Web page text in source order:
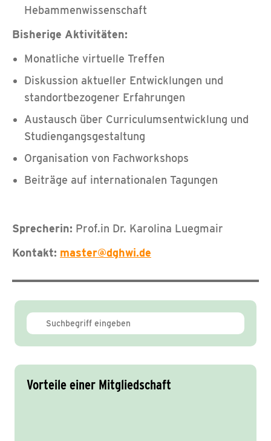
Hebammenwissenschaft
Bisherige Aktivitäten:
Monatliche virtuelle Treffen
Diskussion aktueller Entwicklungen und
standortbezogener Erfahrungen
Austausch über Curriculumsentwicklung und
Studiengangsgestaltung
Organisation von Fachworkshops
Beiträge auf internationalen Tagungen
Sprecherin: Prof.in Dr. Karolina Luegmair
Kontakt: master@dghwi.de
Vorteile einer Mitgliedschaft